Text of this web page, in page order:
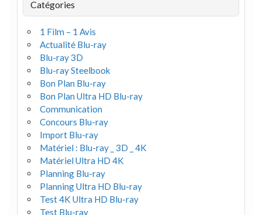
Catégories
1 Film – 1 Avis
Actualité Blu-ray
Blu-ray 3D
Blu-ray Steelbook
Bon Plan Blu-ray
Bon Plan Ultra HD Blu-ray
Communication
Concours Blu-ray
Import Blu-ray
Matériel : Blu-ray _ 3D _ 4K
Matériel Ultra HD 4K
Planning Blu-ray
Planning Ultra HD Blu-ray
Test 4K Ultra HD Blu-ray
Test Blu-ray